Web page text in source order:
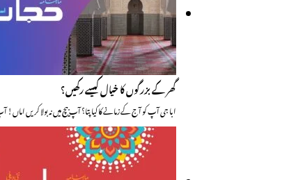
گھر کے بزرگوں کا خیال کیسے رکھیں؟
ابا جی آپ کو آج کے زمانے کا کیا پتا؟ آپ بیچ میں نہ بولا کریں اماں!